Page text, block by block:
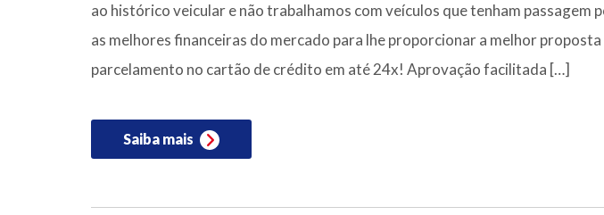
ao histórico veicular e não trabalhamos com veículos que tenham passagem
as melhores financeiras do mercado para lhe proporcionar a melhor
parcelamento no cartão de crédito em até 24x! Aprovação facilitada […]
Saiba mais